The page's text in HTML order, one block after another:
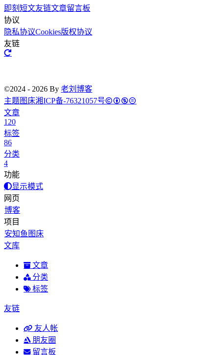
即刻短文友链文章留言板
协议
隐私协议Cookies版权协议
友链
©2024 - 2026 By 老刘博客
主题 图床湘ICP备-76321057号
文章
120
标签
86
分类
4
功能
显示模式
网页
博客
项目
安知鱼图床
文库
文章
分类
标签
友链
友人帐
朋友圈
留言板